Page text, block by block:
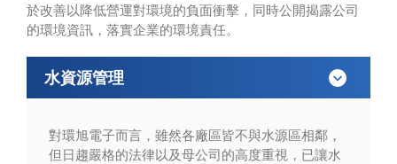
於改善以降低營運對環境的負面衝擊，同時公開揭露公司
的環境資訊，落實企業的環境責任。
水資源管理
對環旭電子而言，雖然各廠區皆不與水源區相鄰，
但日趨嚴格的法律以及母公司的高度重視，已讓水